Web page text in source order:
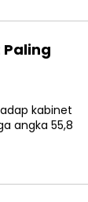
kabinet
angka 55,8